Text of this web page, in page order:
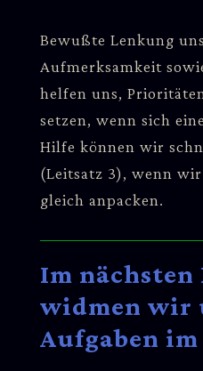
Bewußte Lenkung
Aufmerksamkeit
helfen uns,
setzen, wenn sich
Hilfe können wir
(Leitsatz 3), wenn
gleich anpacken.
Im
widmen wir
Aufgaben